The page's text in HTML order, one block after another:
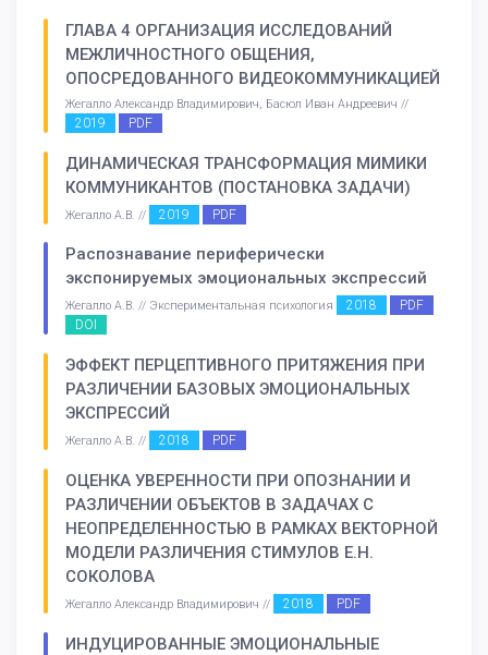
ГЛАВА 4 ОРГАНИЗАЦИЯ ИССЛЕДОВАНИЙ
МЕЖЛИЧНОСТНОГО ОБЩЕНИЯ,
ОПОСРЕДОВАННОГО ВИДЕОКОММУНИКАЦИЕЙ
Жегалло Александр Владимирович, Басюл Иван Андреевич //
2019 PDF
ДИНАМИЧЕСКАЯ ТРАНСФОРМАЦИЯ МИМИКИ
КОММУНИКАНТОВ (ПОСТАНОВКА ЗАДАЧИ)
Жегалло А.В. // 2019 PDF
Распознавание периферически
экспонируемых эмоциональных экспрессий
Жегалло А.В. // Экспериментальная психология 2018
PDF
DOI
ЭФФЕКТ ПЕРЦЕПТИВНОГО ПРИТЯЖЕНИЯ ПРИ
РАЗЛИЧЕНИИ БАЗОВЫХ ЭМОЦИОНАЛЬНЫХ
ЭКСПРЕССИЙ
Жегалло А.В. // 2018 PDF
ОЦЕНКА УВЕРЕННОСТИ ПРИ ОПОЗНАНИИ И
РАЗЛИЧЕНИИ ОБЪЕКТОВ В ЗАДАЧАХ С
НЕОПРЕДЕЛЕННОСТЬЮ В РАМКАХ ВЕКТОРНОЙ
МОДЕЛИ РАЗЛИЧЕНИЯ СТИМУЛОВ Е.Н.
СОКОЛОВА
Жегалло Александр Владимирович // 2018 PDF
ИНДУЦИРОВАННЫЕ ЭМОЦИОНАЛЬНЫЕ